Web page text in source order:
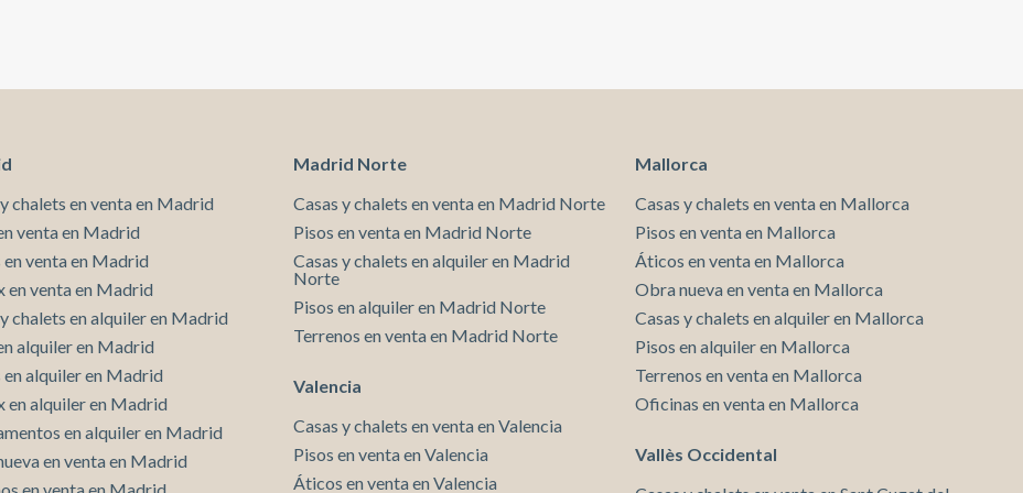
Nolla en la máster suite y la doble exteriores a calle,
centro de Barcelona, disfrutando de los detalles de
una finca modernista. ¡Contacta con Aproperties!
atractiva para profesionales, parejas o inversores que
altura, luminosidad, reforma cuidada y ubicación
estratégica en pleno centro de la ciudad, este piso
representa una excelente oportunidad para disfrutar
contemporánea. Contacta con aProperties Real
Estate para conocer el precio y descubrir todo el
potencial de esta propiedad exclusiva.
chalets en venta en Madrid
venta en Madrid
venta en Madrid
en venta en Madrid
chalets en alquiler en Madrid
alquiler en Madrid
alquiler en Madrid
en alquiler en Madrid
en alquiler en Madrid
en venta en Madrid
Madrid Norte
Casas y chalets en venta en Madrid Norte
Pisos en venta en Madrid Norte
Casas y chalets en alquiler en Madrid
Norte
Pisos en alquiler en Madrid Norte
Terrenos en venta en Madrid Norte
Valencia
Casas y chalets en venta en Valencia
Pisos en venta en Valencia
Áticos en venta en Valencia
Mallorca
Casas y chalets en venta en Mallorca
Pisos en venta en Mallorca
Áticos en venta en Mallorca
Obra nueva en venta en Mallorca
Casas y chalets en alquiler en Mallorca
Pisos en alquiler en Mallorca
Terrenos en venta en Mallorca
Oficinas en venta en Mallorca
Vallès Occidental